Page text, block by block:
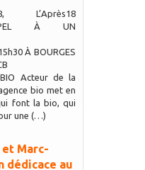
L’Après18
À UN
À BOURGES
BIO Acteur de la
bio met en
font la bio, qui
une (…)
et Marc-
dédicace au